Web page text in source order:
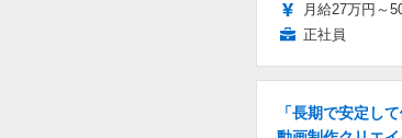
月給27万円～
正社員
「長期で安定し